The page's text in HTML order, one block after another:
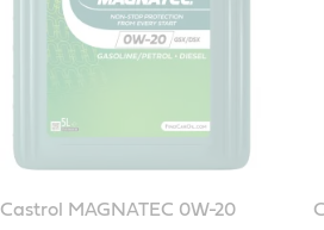
Castrol MAGNATEC 0W-20